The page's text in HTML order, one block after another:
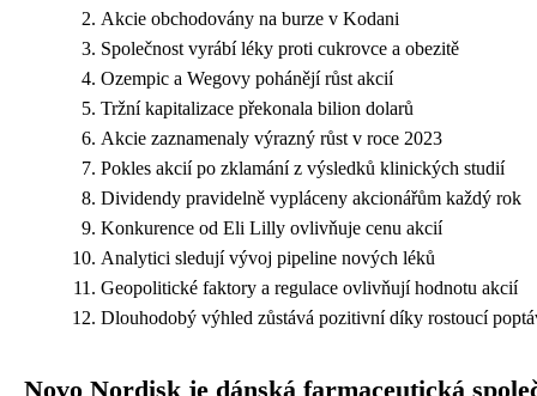
Akcie obchodovány na burze v Kodani
Společnost vyrábí léky proti cukrovce a obezitě
Ozempic a Wegovy pohánějí růst akcií
Tržní kapitalizace překonala bilion dolarů
Akcie zaznamenaly výrazný růst v roce 2023
Pokles akcií po zklamání z výsledků klinických studií
Dividendy pravidelně vypláceny akcionářům každý rok
Konkurence od Eli Lilly ovlivňuje cenu akcií
Analytici sledují vývoj pipeline nových léků
Geopolitické faktory a regulace ovlivňují hodnotu akcií
Dlouhodobý výhled zůstává pozitivní díky rostoucí
Novo Nordisk je dánská farmaceutická